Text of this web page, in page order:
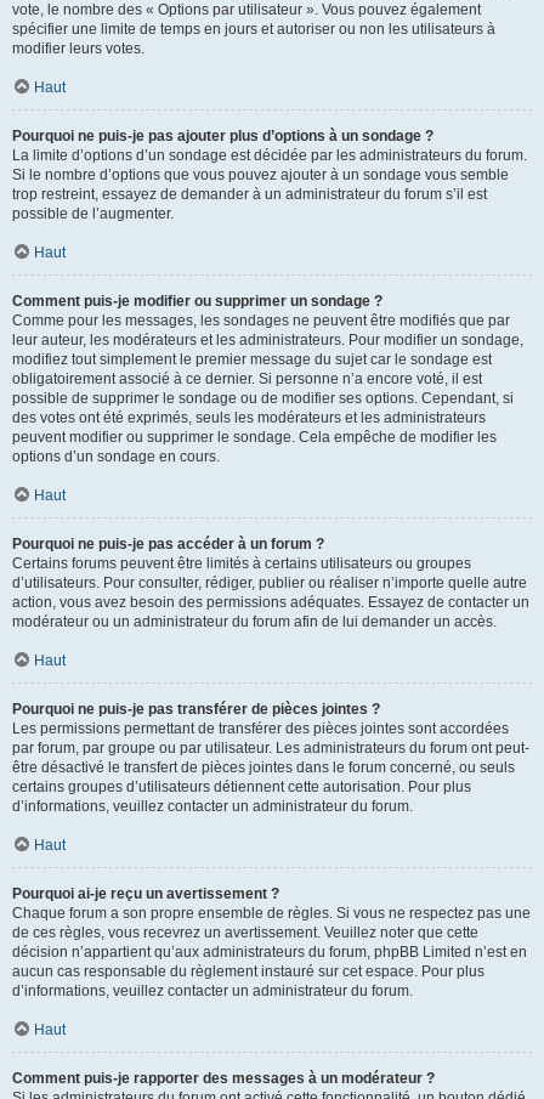
vote, le nombre des « Options par utilisateur ». Vous pouvez également
spécifier une limite de temps en jours et autoriser ou non les utilisateurs à
modifier leurs votes.
Haut
Pourquoi ne puis-je pas ajouter plus d’options à un sondage ?
La limite d’options d’un sondage est décidée par les administrateurs du forum.
Si le nombre d’options que vous pouvez ajouter à un sondage vous semble
trop restreint, essayez de demander à un administrateur du forum s’il est
possible de l’augmenter.
Haut
Comment puis-je modifier ou supprimer un sondage ?
Comme pour les messages, les sondages ne peuvent être modifiés que par
leur auteur, les modérateurs et les administrateurs. Pour modifier un sondage,
modifiez tout simplement le premier message du sujet car le sondage est
obligatoirement associé à ce dernier. Si personne n’a encore voté, il est
possible de supprimer le sondage ou de modifier ses options. Cependant, si
des votes ont été exprimés, seuls les modérateurs et les administrateurs
peuvent modifier ou supprimer le sondage. Cela empêche de modifier les
options d’un sondage en cours.
Haut
Pourquoi ne puis-je pas accéder à un forum ?
Certains forums peuvent être limités à certains utilisateurs ou groupes
d’utilisateurs. Pour consulter, rédiger, publier ou réaliser n’importe quelle autre
action, vous avez besoin des permissions adéquates. Essayez de contacter un
modérateur ou un administrateur du forum afin de lui demander un accès.
Haut
Pourquoi ne puis-je pas transférer de pièces jointes ?
Les permissions permettant de transférer des pièces jointes sont accordées
par forum, par groupe ou par utilisateur. Les administrateurs du forum ont peut-
être désactivé le transfert de pièces jointes dans le forum concerné, ou seuls
certains groupes d’utilisateurs détiennent cette autorisation. Pour plus
d’informations, veuillez contacter un administrateur du forum.
Haut
Pourquoi ai-je reçu un avertissement ?
Chaque forum a son propre ensemble de règles. Si vous ne respectez pas une
de ces règles, vous recevrez un avertissement. Veuillez noter que cette
décision n’appartient qu’aux administrateurs du forum, phpBB Limited n’est en
aucun cas responsable du règlement instauré sur cet espace. Pour plus
d’informations, veuillez contacter un administrateur du forum.
Haut
Comment puis-je rapporter des messages à un modérateur ?